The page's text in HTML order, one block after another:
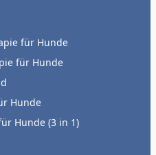
für Hunde
für Hunde
Hunde
Hunde (3 in 1)